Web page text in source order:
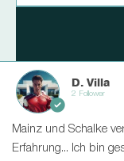
D. Villa
2 Follower
Mainz und Schalke
Erfahrung... Ich bin